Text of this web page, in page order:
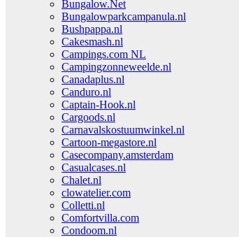
Bungalow.Net
Bungalowparkcampanula.nl
Bushpappa.nl
Cakesmash.nl
Campings.com NL
Campingzonneweelde.nl
Canadaplus.nl
Canduro.nl
Captain-Hook.nl
Cargoods.nl
Carnavalskostuumwinkel.nl
Cartoon-megastore.nl
Casecompany.amsterdam
Casualcases.nl
Chalet.nl
clowatelier.com
Colletti.nl
Comfortvilla.com
Condoom.nl